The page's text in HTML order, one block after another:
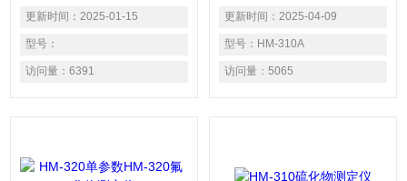
家专业做水质检测仪的厂家，
始终秉承着用心守护水源之美
的企业愿景，为我国的环保事
业添砖加瓦。
更新时间： 2025-01-15
型号：
访问量： 6391
测，智能化程度高，操作简
单、方便。配有参比通道检测
精度高，避免了检测过程中的
操作误差，支持海量检测数据
存储，打印，数据分析，图表
更新时间： 2025-04-09
型号： HM-310A
访问量： 5065